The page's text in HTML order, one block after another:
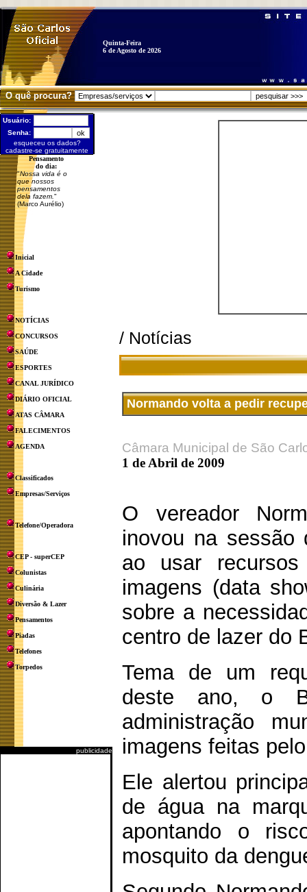
Quinta-Feira
6 de Agosto de 2026
O quê procura?
Usuário:
Senha:
esqueceu os dados?
cadastre-se gratuitamente
Pensamento
do dia:
"Nossa vida é o
que nossos
pensamentos
dela fazem. "
(Marco Aurélio)
Inicial
A Cidade
Turismo
NOTÍCIAS
CONCURSOS
SAÚDE
ESPORTES
CANAL JURÍDICO
DIÁRIO OFICIAL
ATAS CÂMARA
FALECIMENTOS
AGENDA
Classificados
Empresas/Serviços
Telefone/Operadora
CEP - superCEP
Colunistas
Culinária
Diversão & Lazer
Pensamentos
Piadas
Telefones
Torpedos
publicidade
/ Notícias
Normando volta a pedir
Câmara Municipal de São
1 de Abril de 2009
O vereador
inovou na sessão
ao usar
imagens (data
sobre a
centro de lazer do
Tema de um
deste ano, o
administração
imagens feitas
Ele alertou
de água na
apontando o
mosquito da